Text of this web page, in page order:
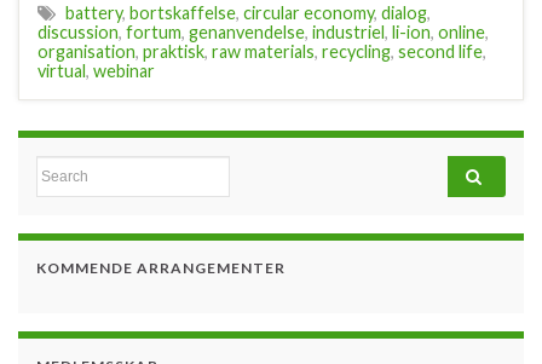
battery, bortskaffelse, circular economy, dialog,
discussion, fortum, genanvendelse, industriel, li-ion, online,
organisation, praktisk, raw materials, recycling, second life,
virtual, webinar
Search for:
KOMMENDE ARRANGEMENTER